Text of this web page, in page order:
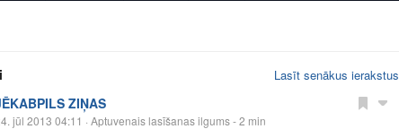
Lasīt senākus ierakstus
ZIŅAS
jūl 2013 04:11 · Aptuvenais lasīšanas ilgums - 2 min